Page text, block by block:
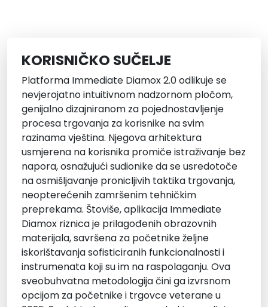
KORISNIČKO SUČELJE
Platforma Immediate Diamox 2.0 odlikuje se
nevjerojatno intuitivnom nadzornom pločom,
genijalno dizajniranom za pojednostavljenje
procesa trgovanja za korisnike na svim
razinama vještina. Njegova arhitektura
usmjerena na korisnika promiče istraživanje bez
napora, osnažujući sudionike da se usredotoče
na osmišljavanje pronicljivih taktika trgovanja,
neopterećenih zamršenim tehničkim
preprekama. Štoviše, aplikacija Immediate
Diamox riznica je prilagođenih obrazovnih
materijala, savršena za početnike željne
iskorištavanja sofisticiranih funkcionalnosti i
instrumenata koji su im na raspolaganju. Ova
sveobuhvatna metodologija čini ga izvrsnom
opcijom za početnike i trgovce veterane u